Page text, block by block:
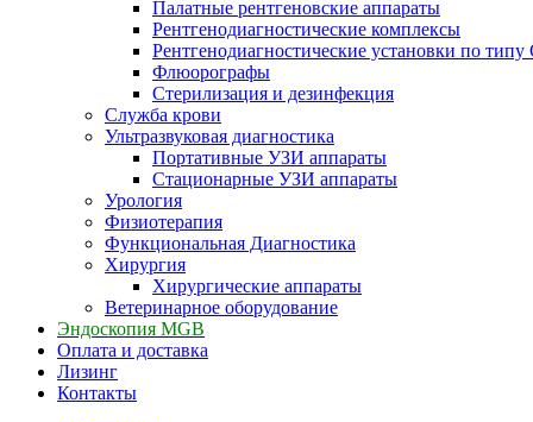
Палатные рентгеновские аппараты
Рентгенодиагностические комплексы
Рентгенодиагностические установки по типу
Флюорографы
Стерилизация и дезинфекция
Служба крови
Ультразвуковая диагностика
Портативные УЗИ аппараты
Стационарные УЗИ аппараты
Урология
Физиотерапия
Функциональная Диагностика
Хирургия
Хирургические аппараты
Ветеринарное оборудование
Эндоскопия MGB
Оплата и доставка
Лизинг
Контакты